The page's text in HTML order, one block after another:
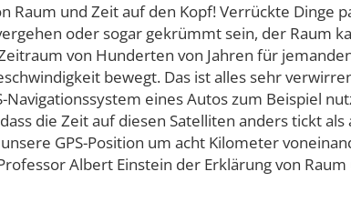
Raum und Zeit auf den Kopf! Verrückte Dinge
oder sogar gekrümmt sein, der Raum
von Hunderten von Jahren für
bewegt. Das ist alles sehr
Navigationssystem eines Autos zum Beispiel
die Zeit auf diesen Satelliten anders tickt
GPS-Position um acht Kilometer
Albert Einstein der Erklärung von